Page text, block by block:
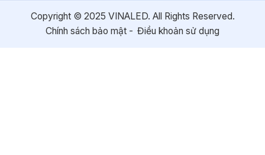
Copyright © 2025 VINALED. All Rights Reserved.
Chính sách bảo mật
Điều khoản sử dụng